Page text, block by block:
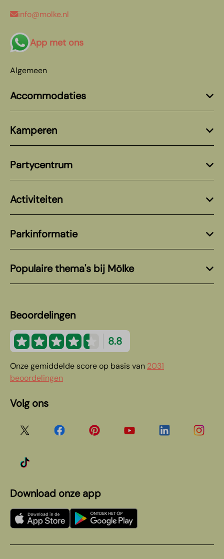
info@molke.nl
App met ons
Algemeen
Accommodaties
Kamperen
Partycentrum
Activiteiten
Parkinformatie
Populaire thema's bij Mölke
Beoordelingen
8.8
Onze gemiddelde score op basis van 2031
beoordelingen
Volg ons
Download onze app